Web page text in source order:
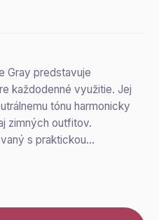
Gray predstavuje
každodenné využitie. Jej
tónu harmonicky
zimných outfitov.
s praktickou…